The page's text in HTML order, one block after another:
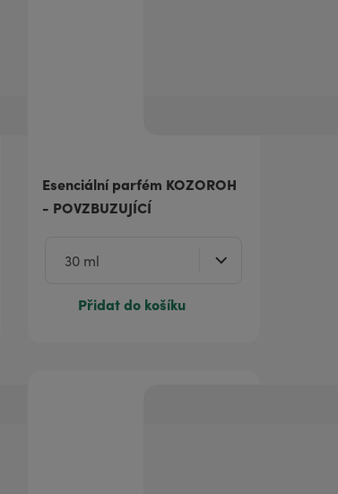
Esenciální parfém KOZOROH
- POVZBUZUJÍCÍ
Přidat do košíku